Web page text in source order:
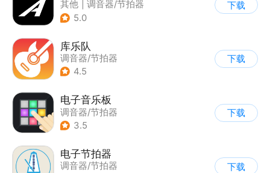
其他
调音器/节拍器
5.0
下载
库乐队
调音器/节拍器
4.5
下载
电子音乐板
调音器/节拍器
3.5
下载
电子节拍器
调音器/节拍器
下载